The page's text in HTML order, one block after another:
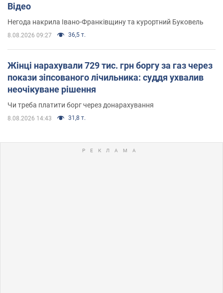
Відео
Негода накрила Івано-Франківщину та курортний Буковель
8.08.2026 09:27 36,5 т.
Жінці нарахували 729 тис. грн боргу за газ через
покази зіпсованого лічильника: суддя ухвалив
неочікуване рішення
Чи треба платити борг через донарахування
8.08.2026 14:43 31,8 т.